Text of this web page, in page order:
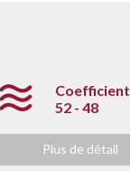
Coefficient
52 - 48
Plus de détail